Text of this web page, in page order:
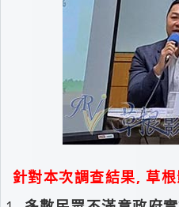
針對本次調查結果, 草